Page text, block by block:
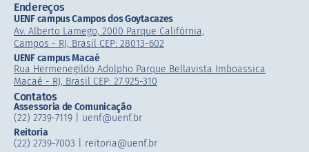
Endereços
UENF campus Campos dos Goytacazes
Av. Alberto Lamego, 2000 Parque Califórnia,
Campos - RJ, Brasil CEP: 28013-602
UENF campus Macaé
Rua Hermenegildo Adolpho Parque Bellavista Imboassica
Macaé - RJ, Brasil CEP: 27.925-310
Contatos
Assessoria de Comunicação
(22) 2739-7119 | uenf@uenf.br
Reitoria
(22) 2739-7003 |​ reitoria@uenf.br